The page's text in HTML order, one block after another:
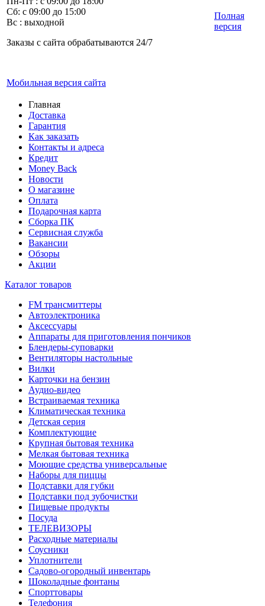
Сб: с 09:00 до 15:00
Вс : выходной
Заказы с сайта обрабатываются 24/7
Мобильная версия сайта
Полная
версия
Главная
Доставка
Гарантия
Как заказать
Контакты и адреса
Кредит
Money Back
Новости
О магазине
Оплата
Подарочная карта
Сборка ПК
Сервисная служба
Вакансии
Обзоры
Акции
Каталог товаров
FM трансмиттеры
Автоэлектроника
Аксессуары
Аппараты для приготовления пончиков
Блендеры-суповарки
Вентиляторы настольные
Вилки
Карточки на бензин
Аудио-видео
Встраиваемая техника
Климатическая техника
Детская серия
Комплектующие
Крупная бытовая техника
Мелкая бытовая техника
Моющие средства универсальные
Наборы для пиццы
Подставки для губки
Подставки под зубочистки
Пищевые продукты
Посуда
ТЕЛЕВИЗОРЫ
Расходные материалы
Соусники
Уплотнители
Садово-огородный инвентарь
Шоколадные фонтаны
Спорттовары
Телефония